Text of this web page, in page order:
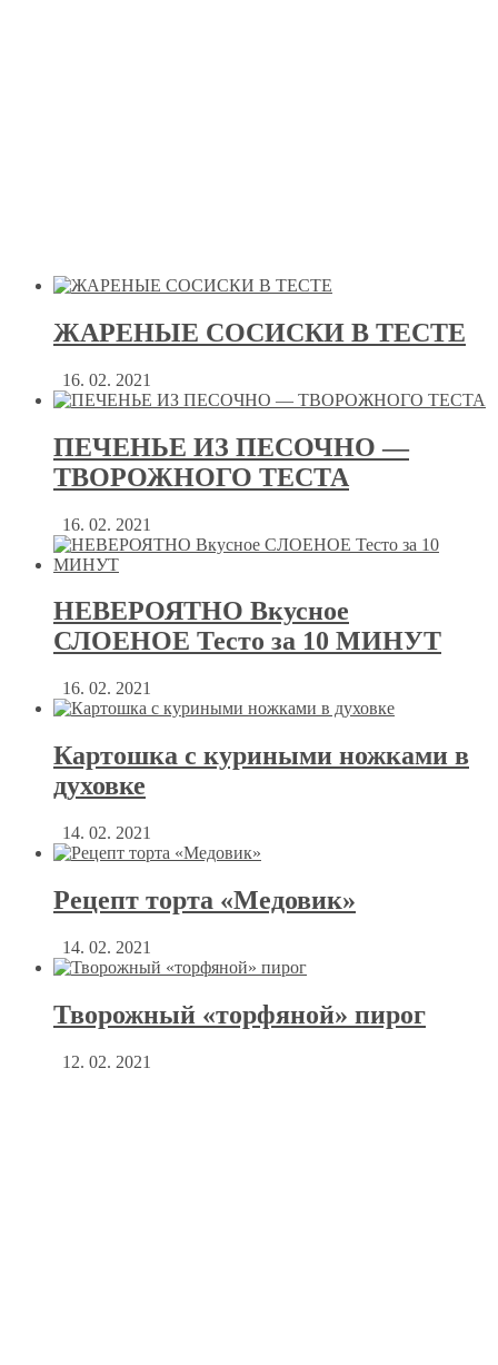
ЖАРЕНЫЕ СОСИСКИ В ТЕСТЕ
16. 02. 2021
ПЕЧЕНЬЕ ИЗ ПЕСОЧНО —
ТВОРОЖНОГО ТЕСТА
16. 02. 2021
НЕВЕРОЯТНО Вкусное
СЛОЕНОЕ Тесто за 10 МИНУТ
16. 02. 2021
Картошка с куриными ножками в
духовке
14. 02. 2021
Рецепт торта «Медовик»
14. 02. 2021
Творожный «торфяной» пирог
12. 02. 2021